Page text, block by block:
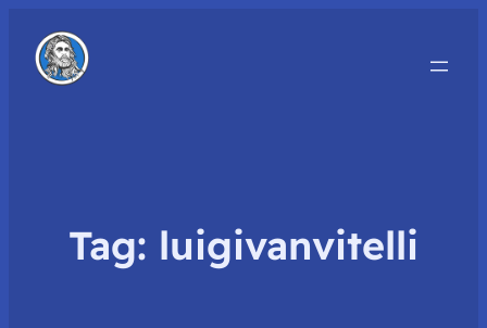
Tag: luigivanvitelli